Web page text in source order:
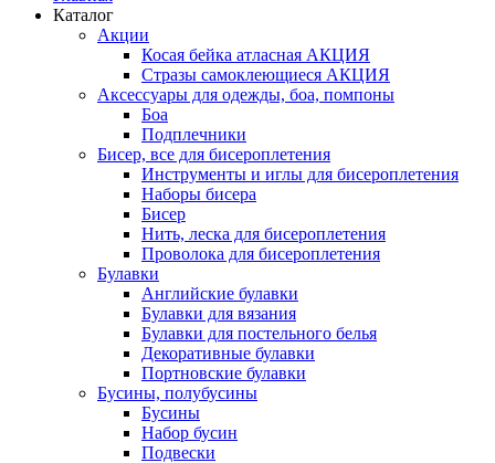
Каталог
Акции
Косая бейка атласная АКЦИЯ
Стразы самоклеющиеся АКЦИЯ
Аксессуары для одежды, боа, помпоны
Боа
Подплечники
Бисер, все для бисероплетения
Инструменты и иглы для бисероплетения
Наборы бисера
Бисер
Нить, леска для бисероплетения
Проволока для бисероплетения
Булавки
Английские булавки
Булавки для вязания
Булавки для постельного белья
Декоративные булавки
Портновские булавки
Бусины, полубусины
Бусины
Набор бусин
Подвески